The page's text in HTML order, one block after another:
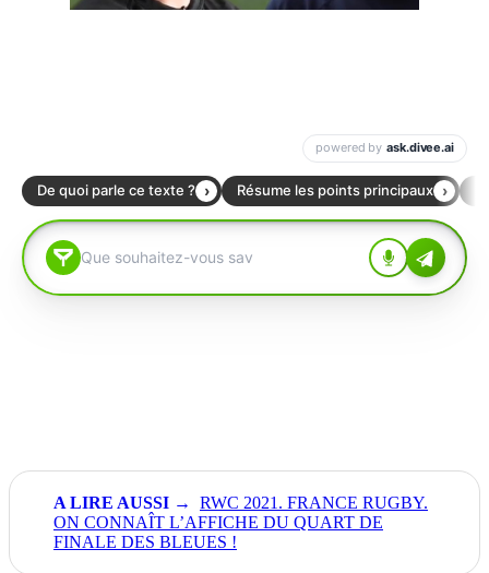
RWC 2021. FRANCE RUGBY.
ON CONNAÎT L’AFFICHE DU QUART DE
FINALE DES BLEUES !